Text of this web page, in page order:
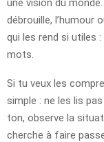
débrouille, l’humour
qui les rend si utiles
mots.
Si tu veux les
simple : ne les lis
ton, observe la
cherche à faire